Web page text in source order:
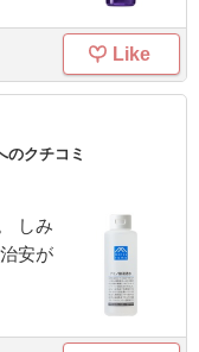
Like
のクチコミ
しみ
安が